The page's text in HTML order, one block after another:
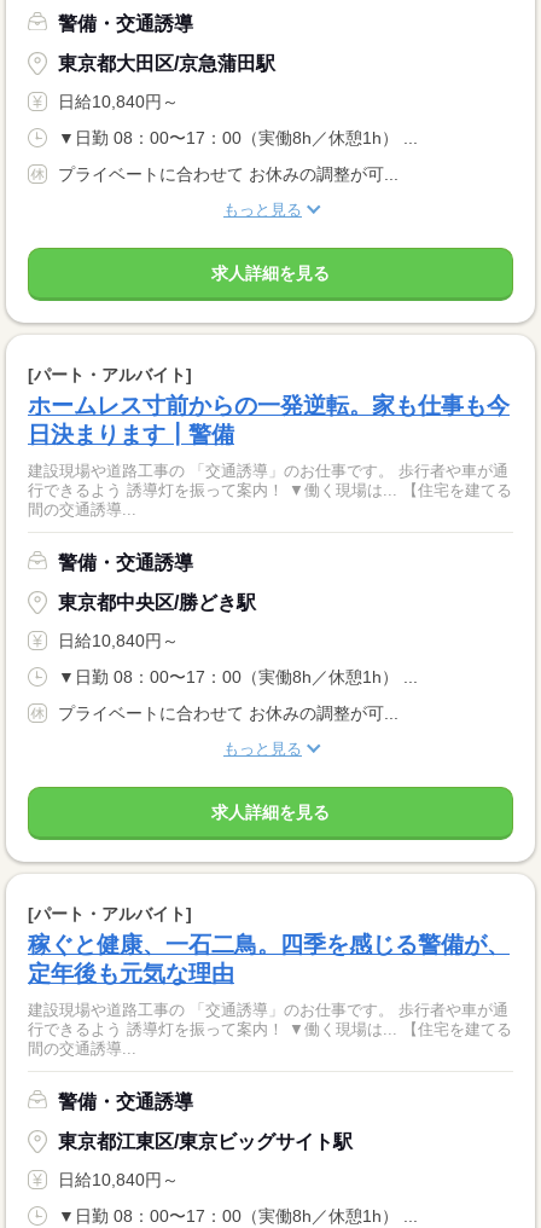
警備・交通誘導
東京都大田区/京急蒲田駅
日給10,840円～
▼日勤 08：00〜17：00（実働8h／休憩1h） ...
プライベートに合わせて お休みの調整が可...
もっと見る
求人詳細を見る
[パート・アルバイト]
ホームレス寸前からの一発逆転。家も仕事も今
日決まります┃警備
建設現場や道路工事の 「交通誘導」のお仕事です。 歩行者や車が通
行できるよう 誘導灯を振って案内！ ▼働く現場は... 【住宅を建てる
間の交通誘導...
警備・交通誘導
東京都中央区/勝どき駅
日給10,840円～
▼日勤 08：00〜17：00（実働8h／休憩1h） ...
プライベートに合わせて お休みの調整が可...
もっと見る
求人詳細を見る
[パート・アルバイト]
稼ぐと健康、一石二鳥。四季を感じる警備が、
定年後も元気な理由
建設現場や道路工事の 「交通誘導」のお仕事です。 歩行者や車が通
行できるよう 誘導灯を振って案内！ ▼働く現場は... 【住宅を建てる
間の交通誘導...
警備・交通誘導
東京都江東区/東京ビッグサイト駅
日給10,840円～
▼日勤 08：00〜17：00（実働8h／休憩1h） ...